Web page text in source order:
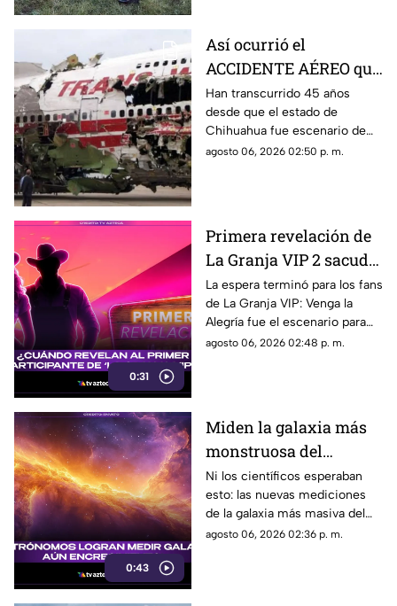
Así ocurrió el
ACCIDENTE AÉREO que
cambió la historia de
Chihuahua y dejó 32
muertos
Han transcurrido 45 años
desde que el estado de
Chihuahua fue escenario de
una de las tragedias aéreas
en el aeropuerto de la capital
del estado, dejando un saldo
de 32 personas fallecidas y 34
sobrevivientes.
agosto 06, 2026 02:50 p. m.
0:31
Primera revelación de
La Granja VIP 2 sacude
la televisión: El destape
arrancó en Venga la
Alegría
La espera terminó para los fans
de La Granja VIP: Venga la
Alegría fue el escenario para
destapar la primera gran
agosto 06, 2026 02:48 p. m.
0:43
Miden la galaxia más
monstruosa del
universo y descubren
algo aterrador: no para
de comer
Ni los científicos esperaban
esto: las nuevas mediciones
de la galaxia más masiva del
cosmos revelan que no para de
agosto 06, 2026 02:36 p. m.